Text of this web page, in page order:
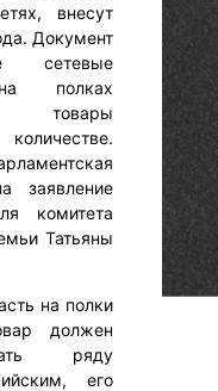
внесут
Документ
сетевые
полках
товары
заявление
комитета
Татьяны
на полки
должен
ряду
его